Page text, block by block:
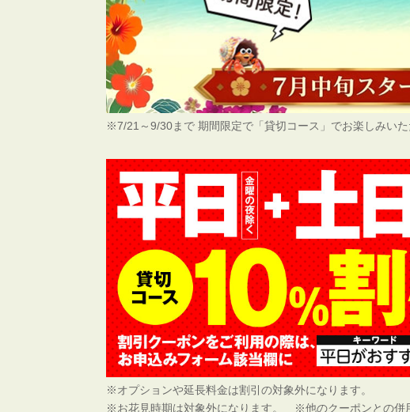
※7/21～9/30まで 期間限定で「貸切コース」でお楽しみいた
※オプションや延長料金は割引の対象外になります。
※お花見時期は対象外になります。 ※他のクーポンとの併